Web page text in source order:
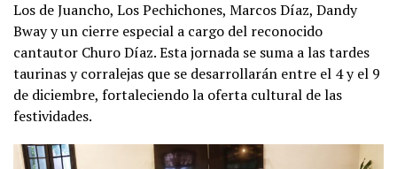
Los de Juancho, Los Pechichones, Marcos Díaz, Dandy
Bway y un cierre especial a cargo del reconocido
cantautor Churo Díaz. Esta jornada se suma a las tardes
taurinas y corralejas que se desarrollarán entre el 4 y el 9
de diciembre, fortaleciendo la oferta cultural de las
festividades.